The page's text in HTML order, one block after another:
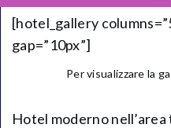
[hotel_gallery
gap=”10px”]
Per visualizzare la
Hotel moderno